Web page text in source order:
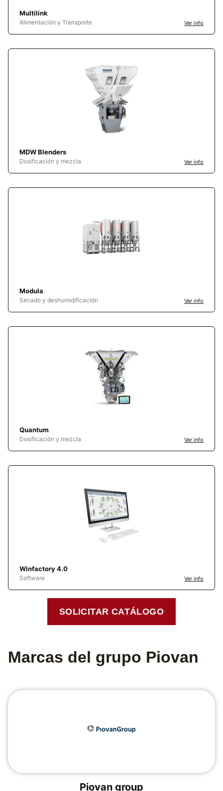
Multilink
Alimentación y Transporte Ver info
MDW Blenders
Dosificación y mezcla Ver info
Modula
Secado y deshumidificación Ver info
Quantum
Dosificación y mezcla Ver info
Winfactory 4.0
Software Ver info
SOLICITAR CATÁLOGO
Marcas del grupo Piovan
Piovan group